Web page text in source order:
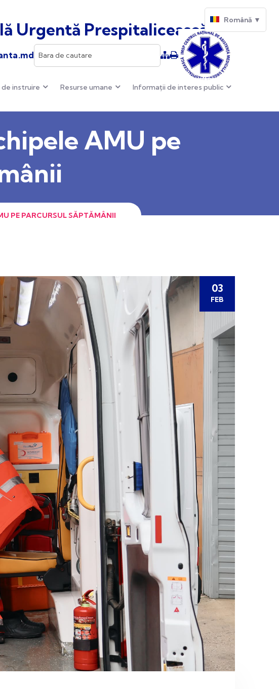
Urgentă Prespitalicească Română ▼
instruire Resurse umane Informații de interes public
AMU pe
PE PARCURSUL SĂPTĂMÂNII
03
FEB